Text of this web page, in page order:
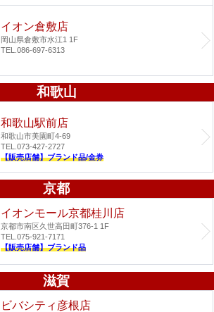
イオン倉敷店
岡山県倉敷市水江1 1F
TEL.086-697-6313
和歌山
和歌山駅前店
和歌山市美園町4-69
TEL.073-427-2727
【販売店舗】ブランド品/金券
京都
イオンモール京都桂川店
京都市南区久世高田町376-1 1F
TEL.075-921-7171
【販売店舗】ブランド品
滋賀
ビバシティ彦根店